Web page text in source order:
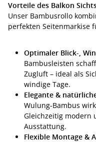
Vorteile des Balkon
Unser Bambusrollo
perfekten Seitenmarkise
Optimaler Blick-,
Bambusleisten
Zugluft – ideal als
windige Tage.
Elegante &
Wulung-Bambus
Gleichzeitig modern
Ausstattung.
Flexible Montage &